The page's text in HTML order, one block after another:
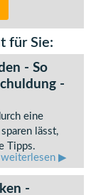
für Sie:
- So
-
eine
lässt,
Tipps.
weiterlesen
-